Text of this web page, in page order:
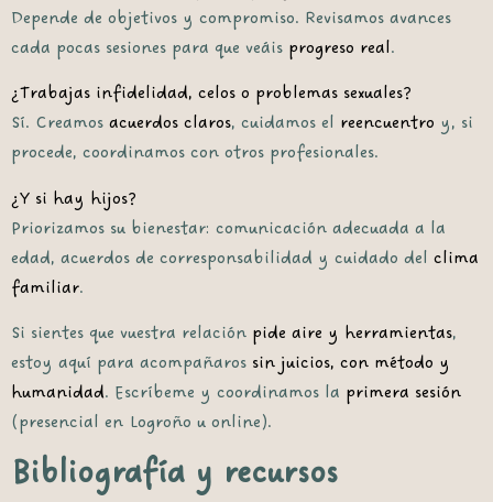
Depende de objetivos y compromiso. Revisamos avances
cada pocas sesiones para que veáis progreso real.
¿Trabajas infidelidad, celos o problemas sexuales?
Sí. Creamos acuerdos claros, cuidamos el reencuentro y, si
procede, coordinamos con otros profesionales.
¿Y si hay hijos?
Priorizamos su bienestar: comunicación adecuada a la
edad, acuerdos de corresponsabilidad y cuidado del clima
familiar.
Si sientes que vuestra relación pide aire y herramientas,
estoy aquí para acompañaros sin juicios, con método y
humanidad. Escríbeme y coordinamos la primera sesión
(presencial en Logroño u online).
Bibliografía y recursos